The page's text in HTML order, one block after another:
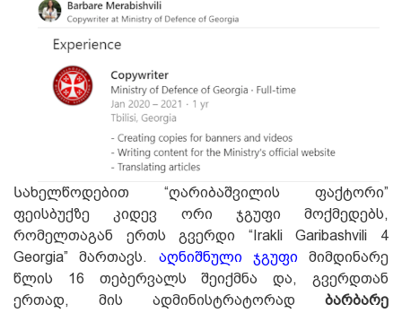
Სახელწოდებით “ღარიბაშვილის ფაქტორი”
ფეისბუქზე
კიდევ ორი ჯგუფი მოქმედებს,
რომელთაგან ერთს გვერდი “Irakli Garibashvili 4
Georgia” მართავს. აღნიშნული ჯგუფიმიმდინარე
წლის 16 თებერვალს შეიქმნა და, გვერდთან
ერთად, მის ადმინისტრატორად ბარბარე